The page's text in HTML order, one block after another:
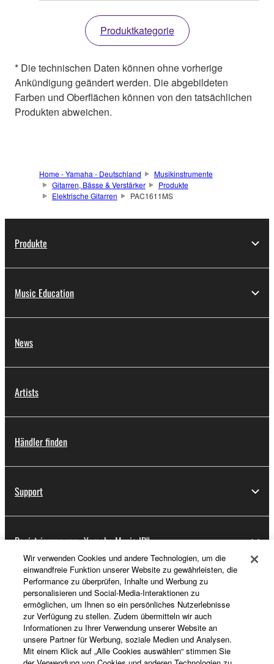
Produktkategorie
* Die technischen Daten können ohne vorherige
Ankündigung geändert werden. Die abgebildeten
Farben und Oberflächen können von den tatsächlichen
Produkten abweichen.
Home - Yamaha - Deutschland
Musikinstrumente
Gitarren, Bässe & Verstärker
Produkte
Elektrische Gitarren
PAC1611MS
Produkte
Music Education
News
Artists
Händler finden
Support
Registrierung von „Yamaha Music ID“
Über Yamaha
Deutschland - German
Business
Wir verwenden Cookies und andere Technologien, um die
einwandfreie Funktion unserer Website zu gewährleisten, die
Performance zu überprüfen, Inhalte und Werbung zu
personalisieren und Social-Media-Interaktionen zu
ermöglichen, um Ihnen so ein persönliches Nutzerlebnisse
zur Verfügung zu stellen. Zudem übermitteln wir auch
Informationen zu Ihrer Verwendung unserer Website an
unsere Partner für Werbung, soziale Medien und Analysen.
Mit einem Klick auf „Alle Cookies auswählen“ stimmen Sie